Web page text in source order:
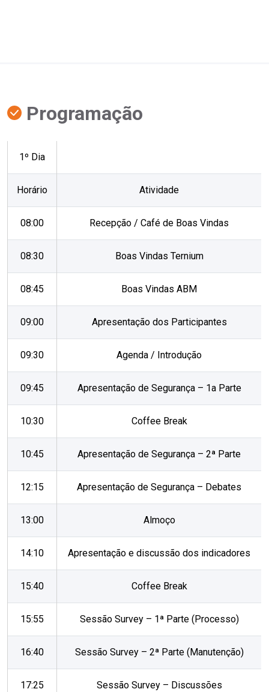
Programação
1º Dia
Horário Atividade
08:00 Recepção / Café de Boas Vindas
08:30 Boas Vindas Ternium
08:45 Boas Vindas ABM
09:00 Apresentação dos Participantes
09:30 Agenda / Introdução
09:45 Apresentação de Segurança – 1a Parte
10:30 Coffee Break
10:45 Apresentação de Segurança – 2ª Parte
12:15 Apresentação de Segurança – Debates
13:00 Almoço
14:10 Apresentação e discussão dos indicadores
15:40 Coffee Break
15:55 Sessão Survey – 1ª Parte (Processo)
16:40 Sessão Survey – 2ª Parte (Manutenção)
17:25 Sessão Survey – Discussões